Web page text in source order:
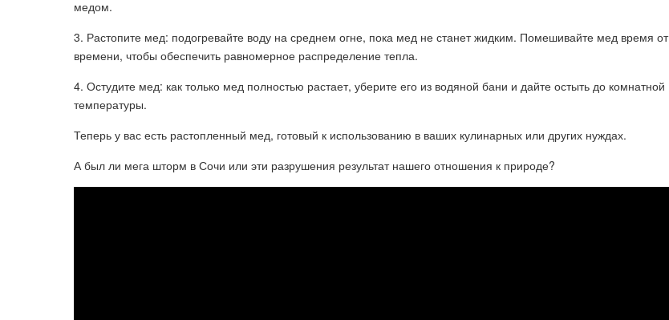
медом.
3. Растопите мед: подогревайте воду на среднем огне, пока мед не станет жидким. Помешивайте мед время от
времени, чтобы обеспечить равномерное распределение тепла.
4. Остудите мед: как только мед полностью растает, уберите его из водяной бани и дайте остыть до комнатной
температуры.
Теперь у вас есть растопленный мед, готовый к использованию в ваших кулинарных или других нуждах.
А был ли мега шторм в Сочи или эти разрушения результат нашего отношения к природе?